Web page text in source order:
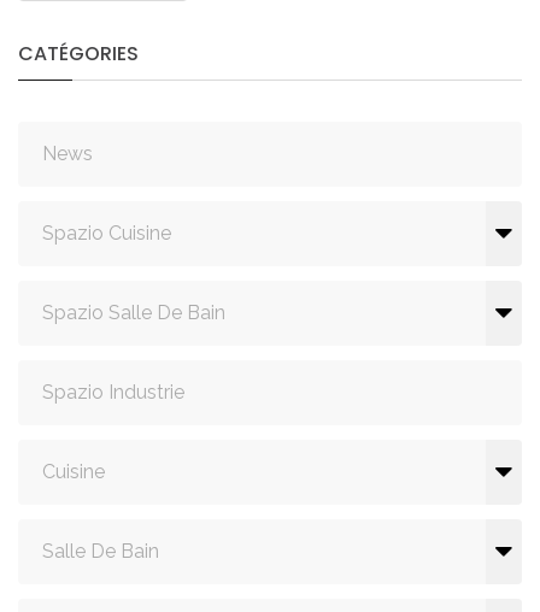
CATÉGORIES
News
Spazio Cuisine
Spazio Salle De Bain
Spazio Industrie
Cuisine
Salle De Bain